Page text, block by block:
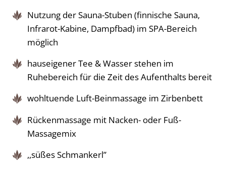
Nutzung der Sauna-Stuben (finnische Sauna,
Infrarot-Kabine, Dampfbad) im SPA-Bereich
möglich
hauseigener Tee & Wasser stehen im
Ruhebereich für die Zeit des Aufenthalts bereit
wohltuende Luft-Beinmassage im Zirbenbett
Rückenmassage mit Nacken- oder Fuß-
Massagemix
,,süßes Schmankerl”